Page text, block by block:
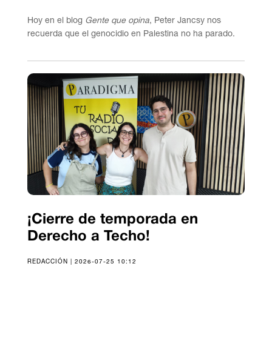
Hoy en el blog Gente que opina, Peter Jancsy nos
recuerda que el genocidio en Palestina no ha parado.
¡Cierre de temporada en
Derecho a Techo!
REDACCIÓN | 2026-07-25 10:12